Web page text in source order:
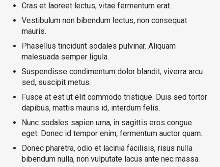
Cras et laoreet lectus, vitae fermentum erat.
Vestibulum non bibendum lectus, non consequat
mauris.
Phasellus tincidunt sodales pulvinar. Aliquam
malesuada semper ligula.
Suspendisse condimentum dolor blandit, viverra arcu
sed, suscipit metus.
Fusce at est ut elit commodo tristique. Duis sed tortor
dapibus, mattis mauris id, interdum felis.
Nunc sodales sapien urna, in sagittis eros congue
eget. Donec id tempor enim, fermentum auctor quam.
Donec pharetra, odio et lacinia facilisis, risus nulla
bibendum nulla, non vulputate lacus ante nec massa.